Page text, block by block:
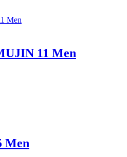
11 Men
Men